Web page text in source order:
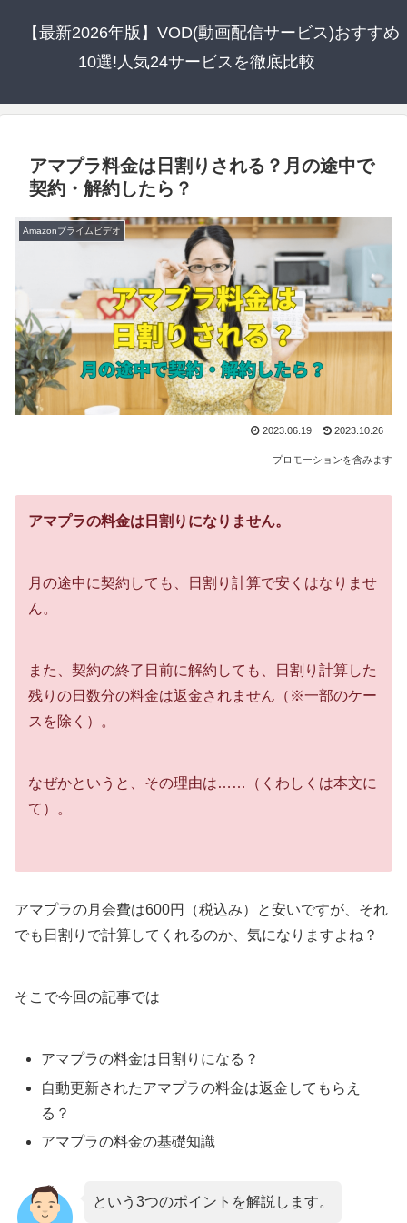
【最新2026年版】VOD(動画配信サービス)おすすめ
10選!人気24サービスを徹底比較
アマプラ料金は日割りされる？月の途中で
契約・解約したら？
Amazonプライムビデオ
2023.06.19 2023.10.26
プロモーションを含みます
アマプラの料金は日割りになりません。
月の途中に契約しても、日割り計算で安くはなりませ
ん。
また、契約の終了日前に解約しても、日割り計算した
残りの日数分の料金は返金されません（※一部のケー
スを除く）。
なぜかというと、その理由は……（くわしくは本文に
て）。
アマプラの月会費は600円（税込み）と安いですが、それ
でも日割りで計算してくれるのか、気になりますよね？
そこで今回の記事では
アマプラの料金は日割りになる？
自動更新されたアマプラの料金は返金してもらえ
る？
アマプラの料金の基礎知識
という3つのポイントを解説します。